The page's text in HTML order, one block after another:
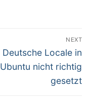
NEXT
Next
post:
Deutsche Locale in
Ubuntu nicht richtig
gesetzt